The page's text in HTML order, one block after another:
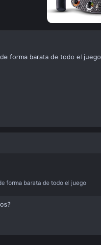
forma barata de todo el juego
forma barata de todo el juego